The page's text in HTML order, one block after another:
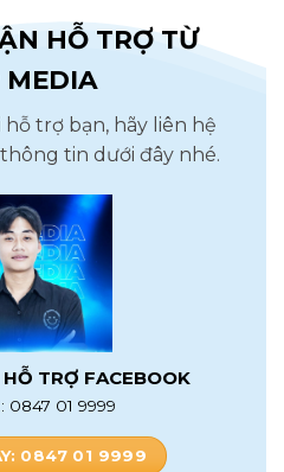
HỖ TRỢ TỪ
MEDIA
trợ bạn, hãy liên hệ
tin dưới đây nhé.
TRỢ FACEBOOK
0847 01 9999
0847 01 9999